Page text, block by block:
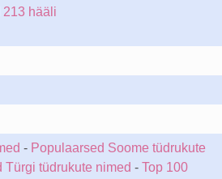
213 hääli
- Populaarsed Soome tüdrukute
Türgi tüdrukute nimed - Top 100